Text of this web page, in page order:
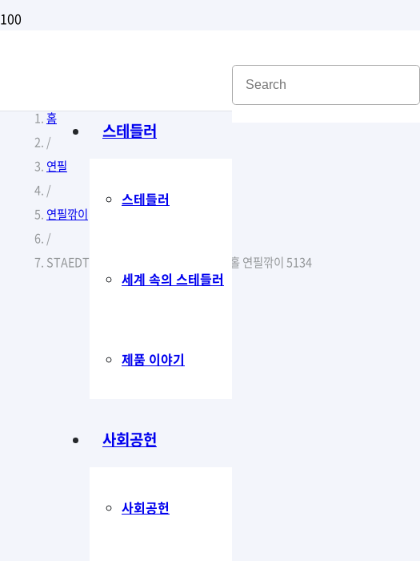
스테들러
스테들러
세계 속의 스테들러
제품 이야기
사회공헌
사회공헌
홈
/
연필
/
연필깎이
/
STAEDTLER® 5134 스테들러 코끼리 2홀 연필깎이 5134